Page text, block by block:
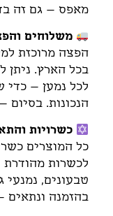
מאפס – גם זה
משלוחים
הפצה מרוכזת
בכל הארץ. ניתן
לכל נמען – כדי
הנכונות. בסיום
כשרויות
כל המוצרים
לכשרות מהודרת
טבעונים, נמנעי
בהזמנה ונתאים